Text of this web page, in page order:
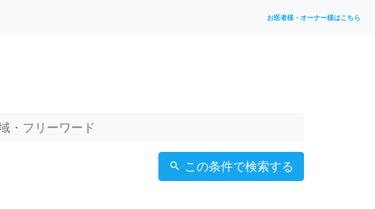
お医者様・オーナー様はこちら
この条件で検索する